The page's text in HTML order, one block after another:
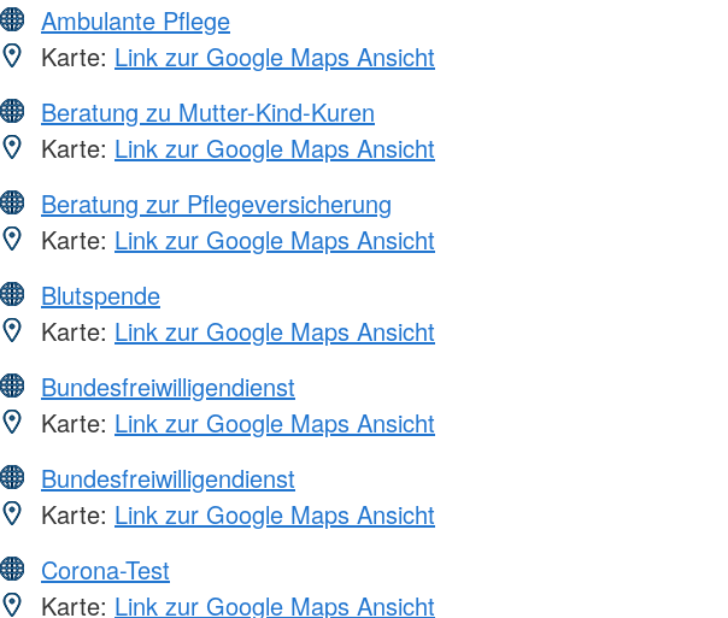
Ambulante Pflege
Karte: Link zur Google Maps Ansicht
Beratung zu Mutter-Kind-Kuren
Karte: Link zur Google Maps Ansicht
Beratung zur Pflegeversicherung
Karte: Link zur Google Maps Ansicht
Blutspende
Karte: Link zur Google Maps Ansicht
Bundesfreiwilligendienst
Karte: Link zur Google Maps Ansicht
Bundesfreiwilligendienst
Karte: Link zur Google Maps Ansicht
Corona-Test
Karte: Link zur Google Maps Ansicht